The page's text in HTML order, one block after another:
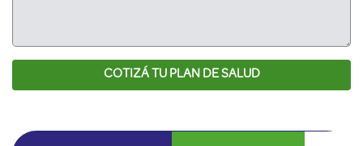
COTIZÁ TU PLAN DE SALUD